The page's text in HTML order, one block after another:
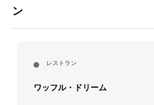
ン
レストラン
ワッフル・ドリーム